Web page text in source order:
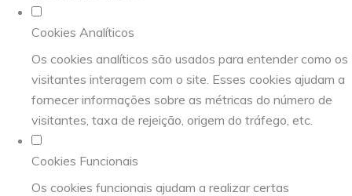
Cookies Analíticos
Os cookies analíticos são usados para entender como os
visitantes interagem com o site. Esses cookies ajudam a
fornecer informações sobre as métricas do número de
visitantes, taxa de rejeição, origem do tráfego, etc.
Cookies Funcionais
Os cookies funcionais ajudam a realizar certas